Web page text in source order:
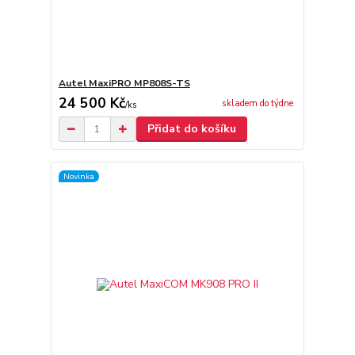
Autel MaxiPRO MP808S-TS
24 500 Kč/ks skladem do týdne
Přidat do košíku
Novinka